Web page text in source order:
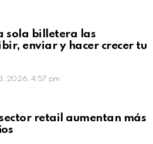
For Work
to view this post
sola billetera las
enviar y hacer crecer tu
2026, 4:57 pm
retail aumentan más